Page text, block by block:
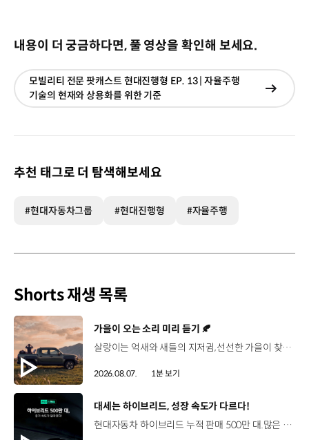
내용이 더 궁금하다면, 풀 영상을 확인해 보세요.
모빌리티 전문 팟캐스트 현대진행형 EP. 13 | 자율주행
기술의 현재와 상용화를 위한 기준
현재
이동
추천 태그로 더 탐색해보세요
#현대자동차그룹 #현대진행형 #자율주행
Shorts 재생 목록
[동영상]
가을이 오는 소리 미리 듣기 🍂
살랑이는 억새와 새들의 지저귐,선선한 가을이 찾아오는 소리. 더 기아 타스만과 함께 계절을 만나보세요. 🎧 *본 영상은 AI를 활용해 제작했습니다. #기아 #더기아타스만 #타스만 #가을 #입추 #Tasman #ASMR
2026.08.07. 1분 보기
[동영상]
대세는 하이브리드, 성장 속도가 다르다!
현대자동차 하이브리드 누적 판매 500만 대.많은 운전자들이 선택한 이유는 무엇일까요? 현대진행형 팟캐스트 EP.21에서 확인하세요.📻 #현대자동차그룹 #현대진행형 #모빌리티팟캐스트 #하이브리드 #연료 #미래모빌리티 #모빌리티